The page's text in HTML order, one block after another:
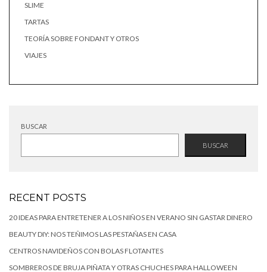
SLIME
TARTAS
TEORÍA SOBRE FONDANT Y OTROS
VIAJES
BUSCAR
BUSCAR
RECENT POSTS
20 IDEAS PARA ENTRETENER A LOS NIÑOS EN VERANO SIN GASTAR DINERO
BEAUTY DIY: NOS TEÑIMOS LAS PESTAÑAS EN CASA
CENTROS NAVIDEÑOS CON BOLAS FLOTANTES
SOMBREROS DE BRUJA PIÑATA Y OTRAS CHUCHES PARA HALLOWEEN